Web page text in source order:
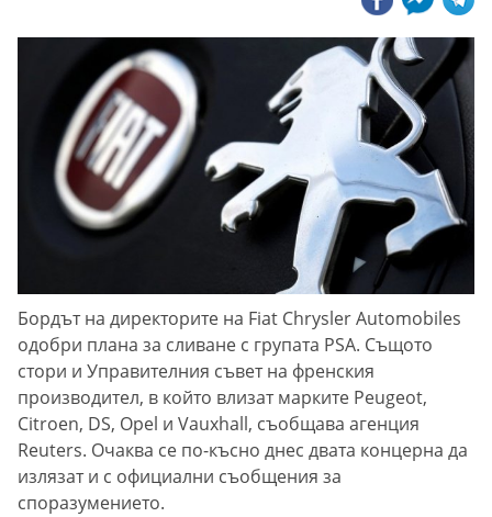
Бордът на директорите на Fiat Chrysler Automobiles
одобри плана за сливане с групата PSA. Същото
стори и Управителния съвет на френския
производител, в който влизат марките Peugeot,
Citroen, DS, Opel и Vauxhall, съобщава агенция
Reuters. Очаква се по-късно днес двата концерна да
излязат и с официални съобщения за
споразумението.